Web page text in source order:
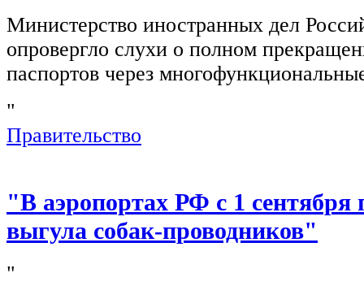
Министерство иностранных дел
опровергло слухи о полном
паспортов через
"
Правительство
"В аэропортах РФ с 1 сентября
выгула собак-проводников"
"